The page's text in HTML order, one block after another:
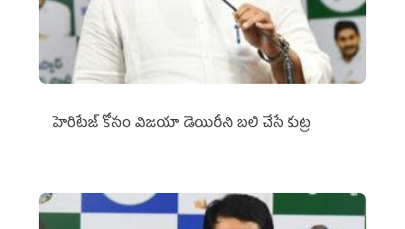
హెరిటేజ్ కోసం విజయా డెయిరీని బలి చేసే కుట్ర‌